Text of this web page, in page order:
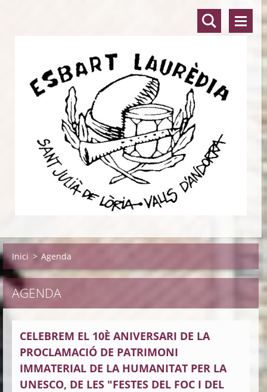
Inici > Agenda
AGENDA
CELEBREM EL 10È ANIVERSARI DE LA
PROCLAMACIÓ DE PATRIMONI
IMMATERIAL DE LA HUMANITAT PER LA
UNESCO, DE LES "FESTES DEL FOC I DEL